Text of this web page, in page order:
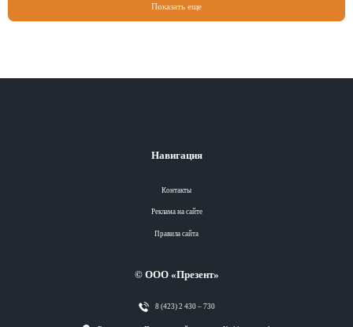
Показать еще
Навигация
Контакты
Реклама на сайте
Правила сайта
© ООО «Презент»
8 (423) 2 430 – 730